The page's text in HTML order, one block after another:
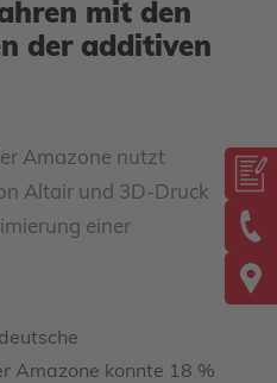
mit den
der additiven
Amazone nutzt
Altair und 3D-Druck
einer
Amazone konnte 18 %